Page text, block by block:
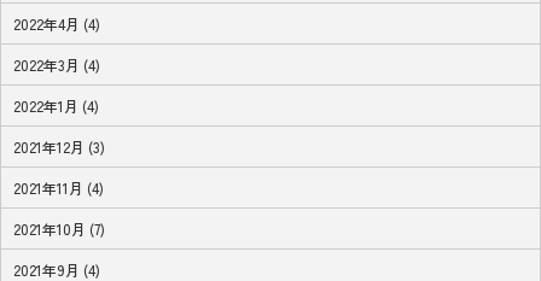
2022年4月 (4)
2022年3月 (4)
2022年1月 (4)
2021年12月 (3)
2021年11月 (4)
2021年10月 (7)
2021年9月 (4)